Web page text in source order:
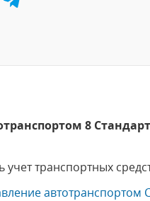
8
транспортных
автотранспортом